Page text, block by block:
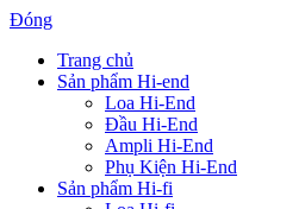
Đóng
Trang chủ
Sản phẩm Hi-end
Loa Hi-End
Đầu Hi-End
Ampli Hi-End
Phụ Kiện Hi-End
Sản phẩm Hi-fi